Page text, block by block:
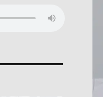
Touraine Azay-le-